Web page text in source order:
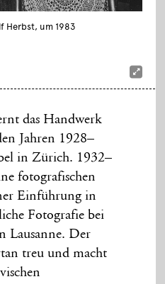
Herbst, um 1983
das Handwerk
Jahren 1928–
in Zürich. 1932–
fotografischen
Einführung in
Fotografie bei
Lausanne. Der
treu und macht